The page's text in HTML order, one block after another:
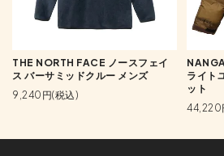
THE NORTH FACE ノースフェイ
ス バーサミッドクルー メンズ
9,240円(税込)
ライト
ット
44,220